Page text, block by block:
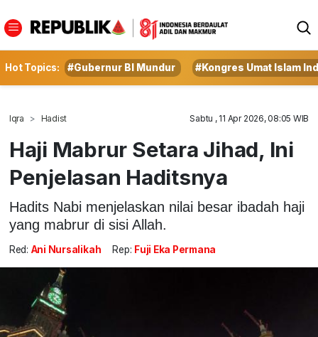
Hot Topics: #Gubernur BI Mundur #Kongres Umat Islam
Iqra Hadist Sabtu , 11 Apr 2026, 08:05 WIB
Haji Mabrur Setara Jihad, Ini
Penjelasan Haditsnya
Hadits Nabi menjelaskan nilai besar ibadah haji
yang mabrur di sisi Allah.
Red: Ani Nursalikah Rep: Fuji Eka Permana